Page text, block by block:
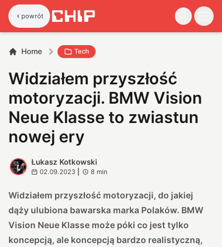
powrót
Home Tech
Widziałem przyszłość
motoryzacji. BMW Vision
Neue Klasse to zwiastun
nowej ery
Ł
Łukasz Kotkowski
02.09.2023 8 min
Widziałem przyszłość motoryzacji, do jakiej
dąży ulubiona bawarska marka Polaków. BMW
Vision Neue Klasse może póki co jest tylko
koncepcją, ale koncepcją bardzo realistyczną,